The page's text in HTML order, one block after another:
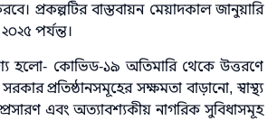
প্রকল্পটির বাস্তবায়ন মেয়াদকাল জানুয়ারি
পর্যন্ত।
হলো- কোভিড-১৯ অতিমারি থেকে উত্তরণে
প্রতিষ্ঠানসমূহের সক্ষমতা বাড়ানো, স্বাস্থ্য
এবং অত্যাবশ্যকীয় নাগরিক সুবিধাসমূহ